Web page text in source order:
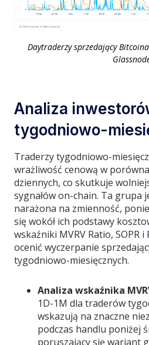
Daytraderzy sprzedający
Analiza
tygodniowo-
Traderzy tygodniowo-
wrażliwość cenową w
dziennych, co skutkuje
sygnałów on-chain. Ta grupa
narażona na zmienność,
się wokół ich podstawy
wskaźniki MVRV Ratio, SOPR
ocenić wyczerpanie
tygodniowo-miesięcznych.
Analiza wskaźnika
1D-1M dla traderów
wskazują na znaczne
podczas handlu poniżej
poruszający się wariant